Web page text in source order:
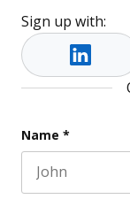
Sign up with:
Company
Name *